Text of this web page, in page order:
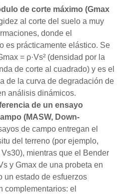
de corte máximo (Gmax
al corte del suelo a muy
donde el
es prácticamente elástico. Se
= ρ·Vs² (densidad por la
de corte al cuadrado) y es el
de la curva de degradación de
análisis dinámicos.
de un ensayo
(MASW, Down-
de campo entregan el
del terreno (por ejemplo,
mientras que el Bender
y Gmax de una probeta en
un estado de esfuerzos
complementarios: el